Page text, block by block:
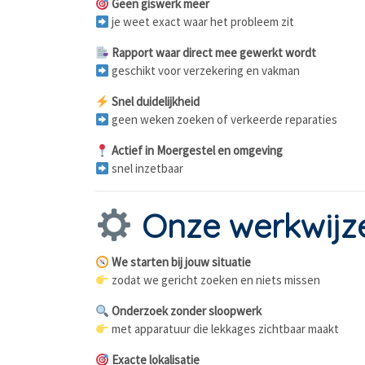
Geen giswerk meer
je weet exact waar het probleem zit
Rapport waar direct mee gewerkt wordt
geschikt voor verzekering en vakman
Snel duidelijkheid
geen weken zoeken of verkeerde reparaties
Actief in Moergestel en omgeving
snel inzetbaar
Onze
We starten bij jouw situatie
zodat we gericht zoeken en niets missen
Onderzoek zonder sloopwerk
met apparatuur die lekkages zichtbaar maakt
Exacte lokalisatie